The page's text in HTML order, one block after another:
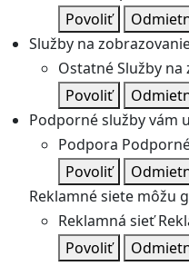
Povoliť
Služby na
OstatnéSlužby
Povoliť
Podporné služby vám
Podpora
Povoliť
Reklamné siete môžu
Reklamná sieť
Povoliť